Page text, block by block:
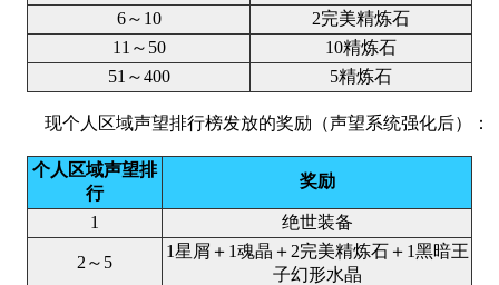
6～10
2完美精炼石
11～50
10精炼石
51～400
5精炼石
现个人区域声望排行榜发放的奖励（声望系统强化后）：
个人区域声望排
行
奖励
1 绝世装备
2～5
1星屑＋1魂晶＋2完美精炼石＋1黑暗王
子幻形水晶